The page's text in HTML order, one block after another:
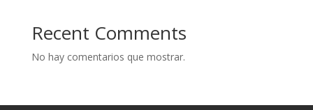
Recent Comments
No hay comentarios que mostrar.